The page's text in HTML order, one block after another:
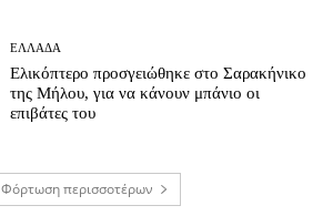
ΕΛΛΆΔΑ
Ελικόπτερο προσγειώθηκε στο Σαρακήνικο
της Μήλου, για να κάνουν μπάνιο οι
επιβάτες του
Φόρτωση περισσοτέρων